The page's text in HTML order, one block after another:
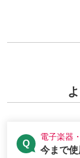
電子楽器
今まで